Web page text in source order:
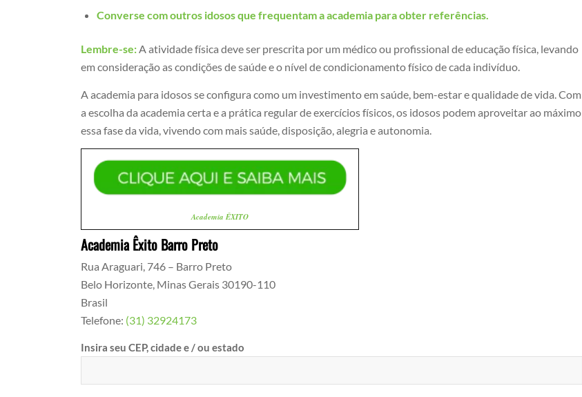
Converse com outros idosos que frequentam a academia para obter referências.
Lembre-se:A atividade física deve ser prescrita por um médico ou profissional de educação física, levando
em consideração as condições de saúde e o nível de condicionamento físico de cada indivíduo.
A academia para idosos se configura como um investimento em saúde, bem-estar e qualidade de vida. Com
a escolha da academia certa e a prática regular de exercícios físicos, os idosos podem aproveitar ao máximo
essa fase da vida, vivendo com mais saúde, disposição, alegria e autonomia.
Academia ÊXITO
Academia Êxito Barro Preto
Rua Araguari, 746 – Barro Preto
Belo Horizonte, Minas Gerais 30190-110
Brasil
Telefone: (31) 32924173
Insira seu CEP, cidade e / ou estado